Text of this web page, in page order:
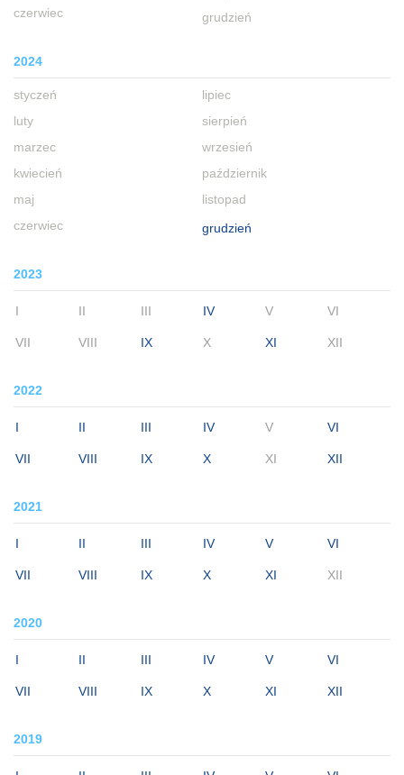
czerwiec
grudzień
2024
styczeń
luty
marzec
kwiecień
maj
czerwiec
lipiec
sierpień
wrzesień
październik
listopad
grudzień
2023
I II III IV V VI
VII VIII IX X XI XII
2022
I II III IV V VI
VII VIII IX X XI XII
2021
I II III IV V VI
VII VIII IX X XI XII
2020
I II III IV V VI
VII VIII IX X XI XII
2019